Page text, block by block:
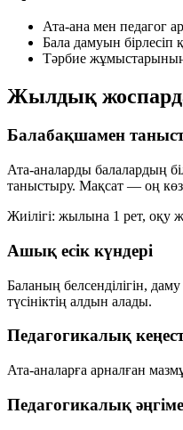
Ата-ана мен педагог
Бала дамуын бірлесіп
Тәрбие жұмыстарының
Жылдық
Балабақшамен
Ата-аналарды балалардың
таныстыру. Мақсат — оң
Жиілігі: жылына 1 рет,
Ашық есік күндері
Баланың белсенділігін,
түсініктің алдын алады.
Педагогикалық
Ата-аналарға арналған
Педагогикалық